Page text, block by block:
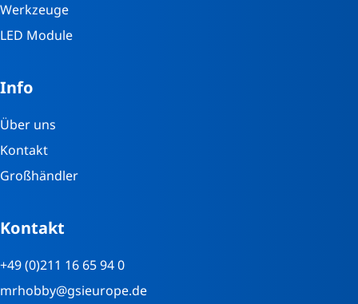
Werkzeuge
LED Module
Info
Über uns
Kontakt
Großhändler
Kontakt
+49 (0)211 16 65 94 0
mrhobby@gsieurope.de